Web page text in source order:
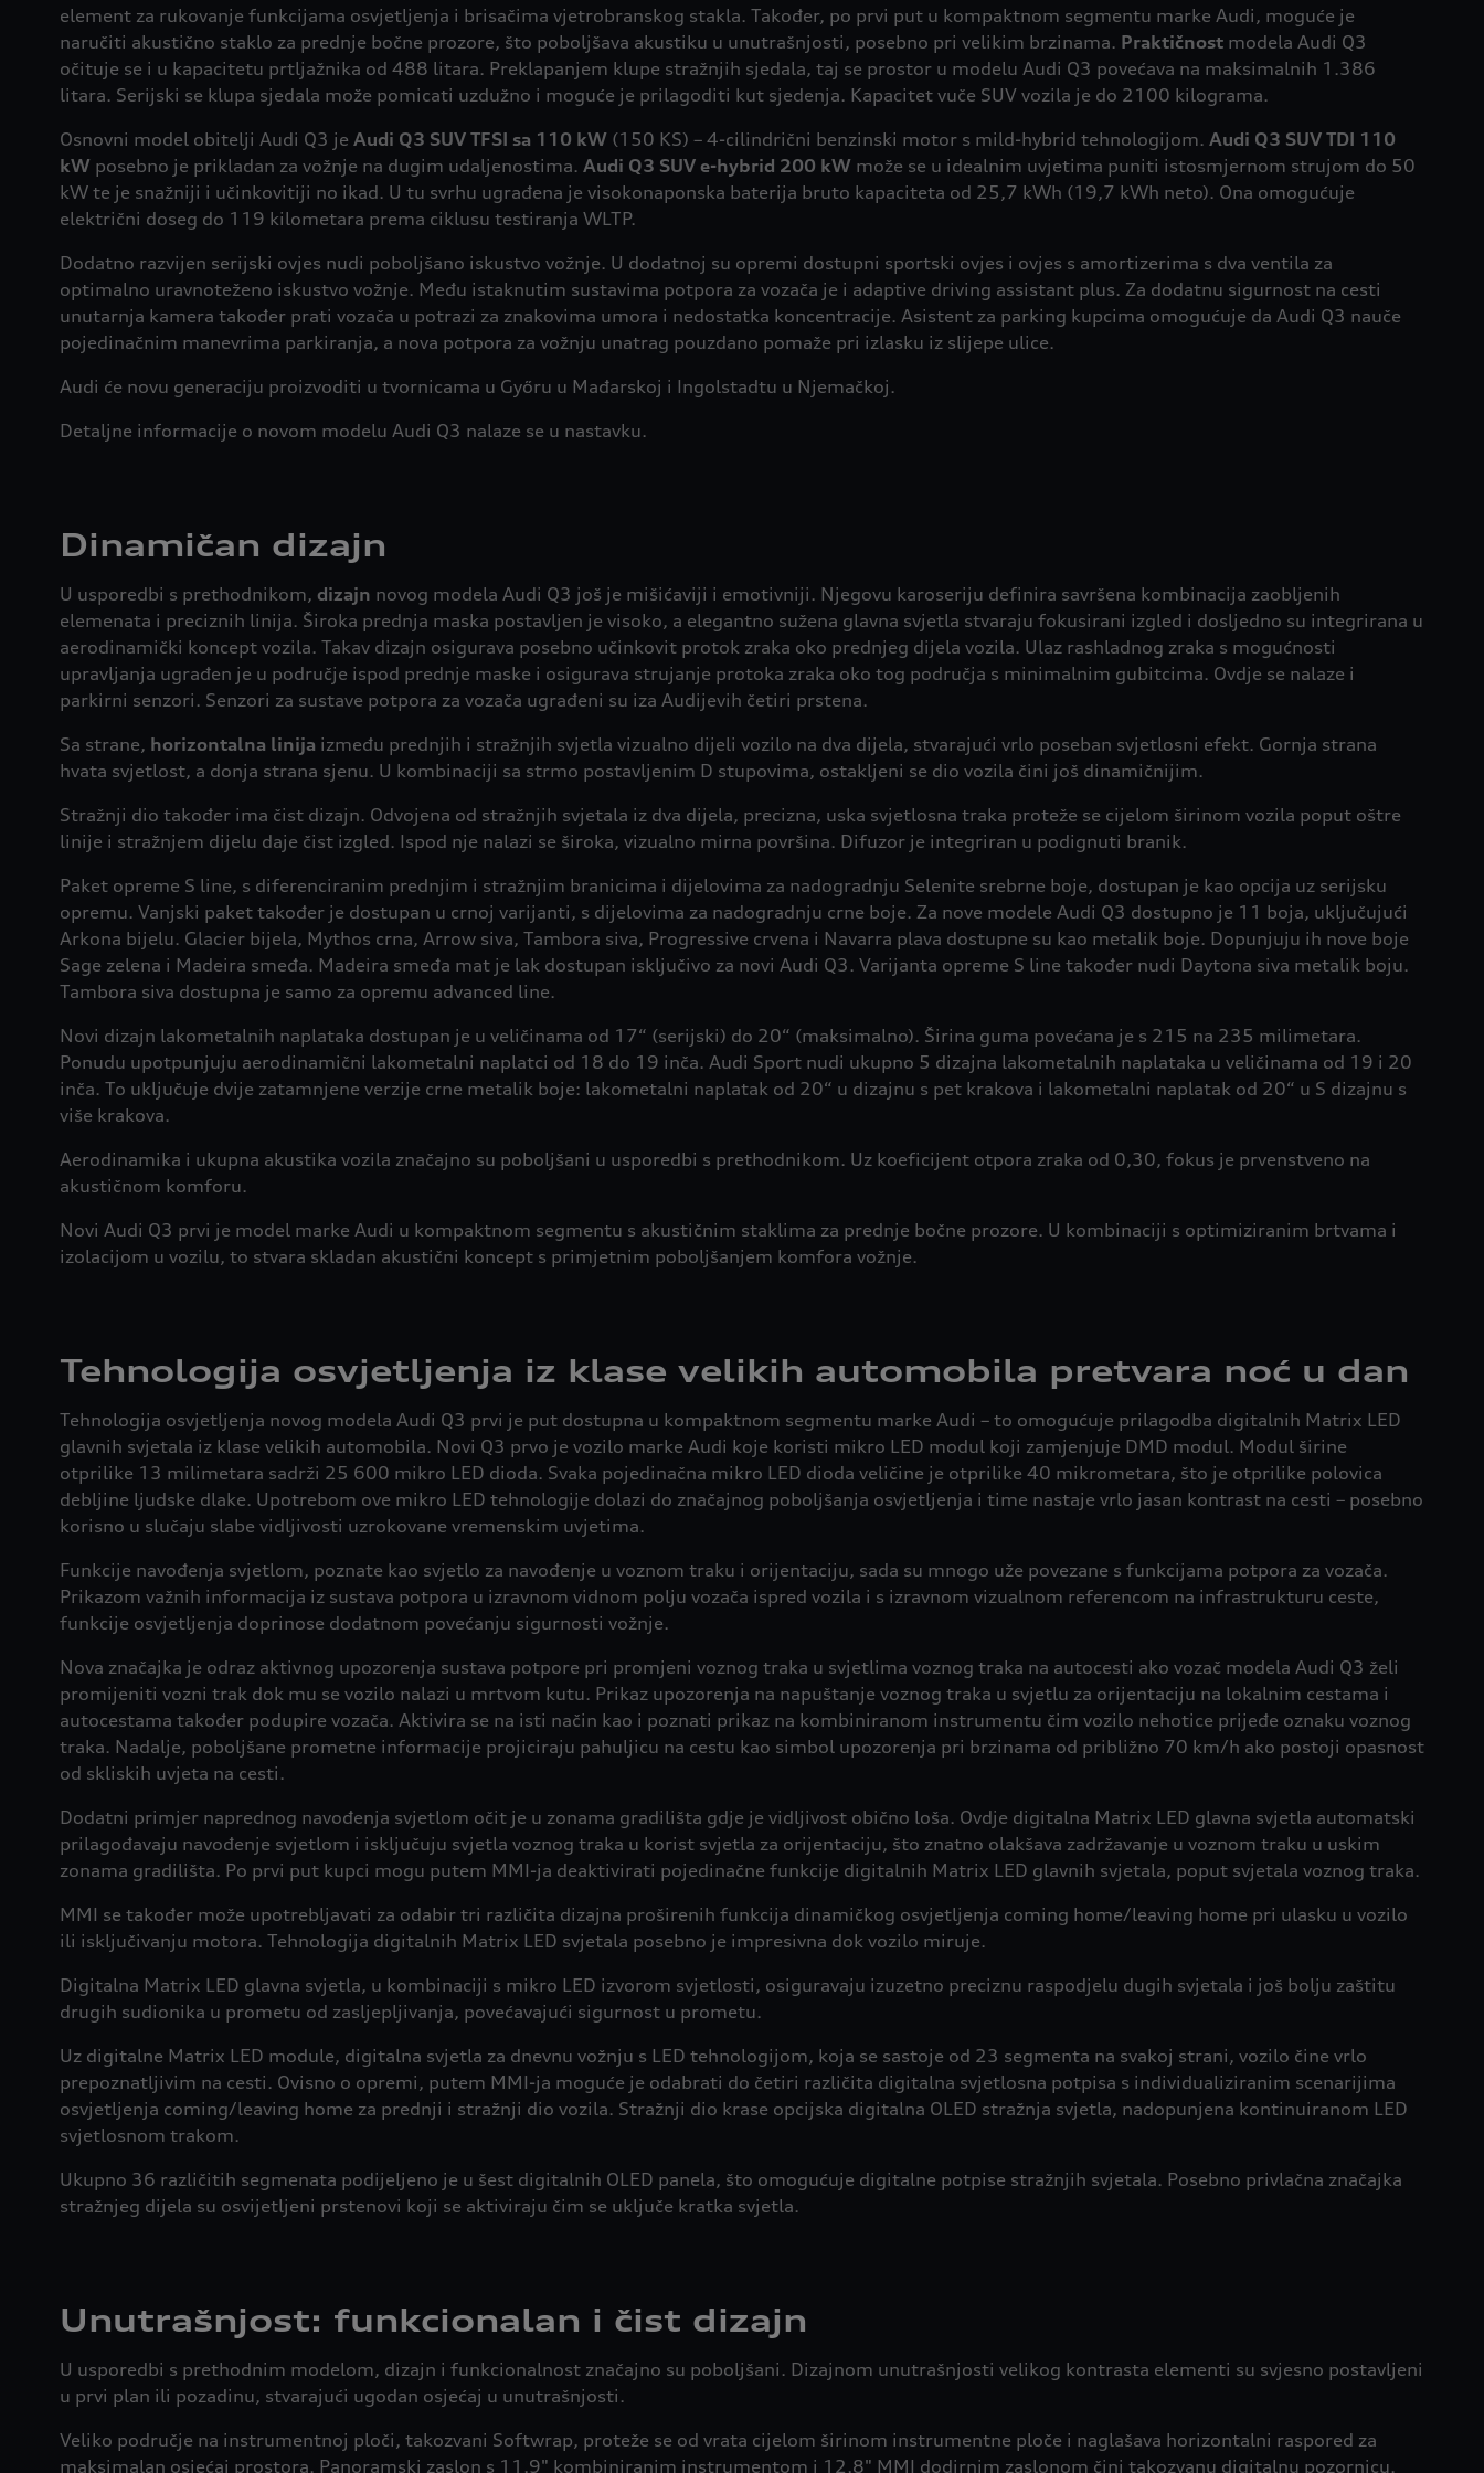
element za rukovanje funkcijama osvjetljenja i brisačima vjetrobranskog stakla. Također, po prvi put u kompaktnom segmentu marke Audi, moguće je
naručiti akustično staklo za prednje bočne prozore, što poboljšava akustiku u unutrašnjosti, posebno pri velikim brzinama. Praktičnost modela Audi Q3
očituje se i u kapacitetu prtljažnika od 488 litara. Preklapanjem klupe stražnjih sjedala, taj se prostor u modelu Audi Q3 povećava na maksimalnih 1.386
litara. Serijski se klupa sjedala može pomicati uzdužno i moguće je prilagoditi kut sjedenja. Kapacitet vuče SUV vozila je do 2100 kilograma.
Osnovni model obitelji Audi Q3 je Audi Q3 SUV TFSI sa 110 kW (150 KS) – 4-cilindrični benzinski motor s mild-hybrid tehnologijom. Audi Q3 SUV TDI 110
kW posebno je prikladan za vožnje na dugim udaljenostima. Audi Q3 SUV e-hybrid 200 kW može se u idealnim uvjetima puniti istosmjernom strujom do 50
kW te je snažniji i učinkovitiji no ikad. U tu svrhu ugrađena je visokonaponska baterija bruto kapaciteta od 25,7 kWh (19,7 kWh neto). Ona omogućuje
električni doseg do 119 kilometara prema ciklusu testiranja WLTP.
Dodatno razvijen serijski ovjes nudi poboljšano iskustvo vožnje. U dodatnoj su opremi dostupni sportski ovjes i ovjes s amortizerima s dva ventila za
optimalno uravnoteženo iskustvo vožnje. Među istaknutim sustavima potpora za vozača je i adaptive driving assistant plus. Za dodatnu sigurnost na cesti
unutarnja kamera također prati vozača u potrazi za znakovima umora i nedostatka koncentracije. Asistent za parking kupcima omogućuje da Audi Q3 nauče
pojedinačnim manevrima parkiranja, a nova potpora za vožnju unatrag pouzdano pomaže pri izlasku iz slijepe ulice.
Audi će novu generaciju proizvoditi u tvornicama u Győru u Mađarskoj i Ingolstadtu u Njemačkoj.
Detaljne informacije o novom modelu Audi Q3 nalaze se u nastavku.
Dinamičan dizajn
U usporedbi s prethodnikom, dizajn novog modela Audi Q3 još je mišićaviji i emotivniji. Njegovu karoseriju definira savršena kombinacija zaobljenih
elemenata i preciznih linija. Široka prednja maska postavljen je visoko, a elegantno sužena glavna svjetla stvaraju fokusirani izgled i dosljedno su integrirana u
aerodinamički koncept vozila. Takav dizajn osigurava posebno učinkovit protok zraka oko prednjeg dijela vozila. Ulaz rashladnog zraka s mogućnosti
upravljanja ugrađen je u područje ispod prednje maske i osigurava strujanje protoka zraka oko tog područja s minimalnim gubitcima. Ovdje se nalaze i
parkirni senzori. Senzori za sustave potpora za vozača ugrađeni su iza Audijevih četiri prstena.
Sa strane, horizontalna linija između prednjih i stražnjih svjetla vizualno dijeli vozilo na dva dijela, stvarajući vrlo poseban svjetlosni efekt. Gornja strana
hvata svjetlost, a donja strana sjenu. U kombinaciji sa strmo postavljenim D stupovima, ostakljeni se dio vozila čini još dinamičnijim.
Stražnji dio također ima čist dizajn. Odvojena od stražnjih svjetala iz dva dijela, precizna, uska svjetlosna traka proteže se cijelom širinom vozila poput oštre
linije i stražnjem dijelu daje čist izgled. Ispod nje nalazi se široka, vizualno mirna površina. Difuzor je integriran u podignuti branik.
Paket opreme S line, s diferenciranim prednjim i stražnjim branicima i dijelovima za nadogradnju Selenite srebrne boje, dostupan je kao opcija uz serijsku
opremu. Vanjski paket također je dostupan u crnoj varijanti, s dijelovima za nadogradnju crne boje. Za nove modele Audi Q3 dostupno je 11 boja, uključujući
Arkona bijelu. Glacier bijela, Mythos crna, Arrow siva, Tambora siva, Progressive crvena i Navarra plava dostupne su kao metalik boje. Dopunjuju ih nove boje
Sage zelena i Madeira smeđa. Madeira smeđa mat je lak dostupan isključivo za novi Audi Q3. Varijanta opreme S line također nudi Daytona siva metalik boju.
Tambora siva dostupna je samo za opremu advanced line.
Novi dizajn lakometalnih naplataka dostupan je u veličinama od 17“ (serijski) do 20“ (maksimalno). Širina guma povećana je s 215 na 235 milimetara.
Ponudu upotpunjuju aerodinamični lakometalni naplatci od 18 do 19 inča. Audi Sport nudi ukupno 5 dizajna lakometalnih naplataka u veličinama od 19 i 20
inča. To uključuje dvije zatamnjene verzije crne metalik boje: lakometalni naplatak od 20“ u dizajnu s pet krakova i lakometalni naplatak od 20“ u S dizajnu s
više krakova.
Aerodinamika i ukupna akustika vozila značajno su poboljšani u usporedbi s prethodnikom. Uz koeficijent otpora zraka od 0,30, fokus je prvenstveno na
akustičnom komforu.
Novi Audi Q3 prvi je model marke Audi u kompaktnom segmentu s akustičnim staklima za prednje bočne prozore. U kombinaciji s optimiziranim brtvama i
izolacijom u vozilu, to stvara skladan akustični koncept s primjetnim poboljšanjem komfora vožnje.
Tehnologija osvjetljenja iz klase velikih automobila pretvara noć u dan
Tehnologija osvjetljenja novog modela Audi Q3 prvi je put dostupna u kompaktnom segmentu marke Audi – to omogućuje prilagodba digitalnih Matrix LED
glavnih svjetala iz klase velikih automobila. Novi Q3 prvo je vozilo marke Audi koje koristi mikro LED modul koji zamjenjuje DMD modul. Modul širine
otprilike 13 milimetara sadrži 25 600 mikro LED dioda. Svaka pojedinačna mikro LED dioda veličine je otprilike 40 mikrometara, što je otprilike polovica
debljine ljudske dlake. Upotrebom ove mikro LED tehnologije dolazi do značajnog poboljšanja osvjetljenja i time nastaje vrlo jasan kontrast na cesti – posebno
korisno u slučaju slabe vidljivosti uzrokovane vremenskim uvjetima.
Funkcije navođenja svjetlom, poznate kao svjetlo za navođenje u voznom traku i orijentaciju, sada su mnogo uže povezane s funkcijama potpora za vozača.
Prikazom važnih informacija iz sustava potpora u izravnom vidnom polju vozača ispred vozila i s izravnom vizualnom referencom na infrastrukturu ceste,
funkcije osvjetljenja doprinose dodatnom povećanju sigurnosti vožnje.
Nova značajka je odraz aktivnog upozorenja sustava potpore pri promjeni voznog traka u svjetlima voznog traka na autocesti ako vozač modela Audi Q3 želi
promijeniti vozni trak dok mu se vozilo nalazi u mrtvom kutu. Prikaz upozorenja na napuštanje voznog traka u svjetlu za orijentaciju na lokalnim cestama i
autocestama također podupire vozača. Aktivira se na isti način kao i poznati prikaz na kombiniranom instrumentu čim vozilo nehotice prijeđe oznaku voznog
traka. Nadalje, poboljšane prometne informacije projiciraju pahuljicu na cestu kao simbol upozorenja pri brzinama od približno 70 km/h ako postoji opasnost
od skliskih uvjeta na cesti.
Dodatni primjer naprednog navođenja svjetlom očit je u zonama gradilišta gdje je vidljivost obično loša. Ovdje digitalna Matrix LED glavna svjetla automatski
prilagođavaju navođenje svjetlom i isključuju svjetla voznog traka u korist svjetla za orijentaciju, što znatno olakšava zadržavanje u voznom traku u uskim
zonama gradilišta. Po prvi put kupci mogu putem MMI-ja deaktivirati pojedinačne funkcije digitalnih Matrix LED glavnih svjetala, poput svjetala voznog traka.
MMI se također može upotrebljavati za odabir tri različita dizajna proširenih funkcija dinamičkog osvjetljenja coming home/leaving home pri ulasku u vozilo
ili isključivanju motora. Tehnologija digitalnih Matrix LED svjetala posebno je impresivna dok vozilo miruje.
Digitalna Matrix LED glavna svjetla, u kombinaciji s mikro LED izvorom svjetlosti, osiguravaju izuzetno preciznu raspodjelu dugih svjetala i još bolju zaštitu
drugih sudionika u prometu od zasljepljivanja, povećavajući sigurnost u prometu.
Uz digitalne Matrix LED module, digitalna svjetla za dnevnu vožnju s LED tehnologijom, koja se sastoje od 23 segmenta na svakoj strani, vozilo čine vrlo
prepoznatljivim na cesti. Ovisno o opremi, putem MMI-ja moguće je odabrati do četiri različita digitalna svjetlosna potpisa s individualiziranim scenarijima
osvjetljenja coming/leaving home za prednji i stražnji dio vozila. Stražnji dio krase opcijska digitalna OLED stražnja svjetla, nadopunjena kontinuiranom LED
svjetlosnom trakom.
Ukupno 36 različitih segmenata podijeljeno je u šest digitalnih OLED panela, što omogućuje digitalne potpise stražnjih svjetala. Posebno privlačna značajka
stražnjeg dijela su osvijetljeni prstenovi koji se aktiviraju čim se uključe kratka svjetla.
Unutrašnjost: funkcionalan i čist dizajn
U usporedbi s prethodnim modelom, dizajn i funkcionalnost značajno su poboljšani. Dizajnom unutrašnjosti velikog kontrasta elementi su svjesno postavljeni
u prvi plan ili pozadinu, stvarajući ugodan osjećaj u unutrašnjosti.
Veliko područje na instrumentnoj ploči, takozvani Softwrap, proteže se od vrata cijelom širinom instrumentne ploče i naglašava horizontalni raspored za
maksimalan osjećaj prostora. Panoramski zaslon s 11,9" kombiniranim instrumentom i 12,8" MMI dodirnim zaslonom čini takozvanu digitalnu pozornicu.